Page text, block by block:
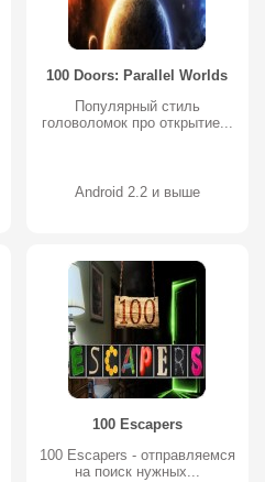
100 Doors: Parallel Worlds
Популярный стиль
головоломок про открытие...
Android 2.2 и выше
100 Escapers
100 Escapers - отправляемся
на поиск нужных...